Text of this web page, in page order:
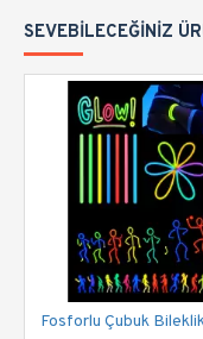
SEVEBILECEĞINIZ